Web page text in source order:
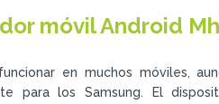
móvil Android
en muchos móviles,
para los Samsung. El